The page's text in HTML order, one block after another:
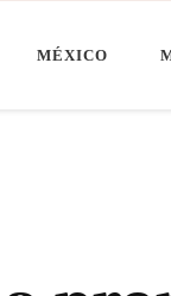
MÉXICO